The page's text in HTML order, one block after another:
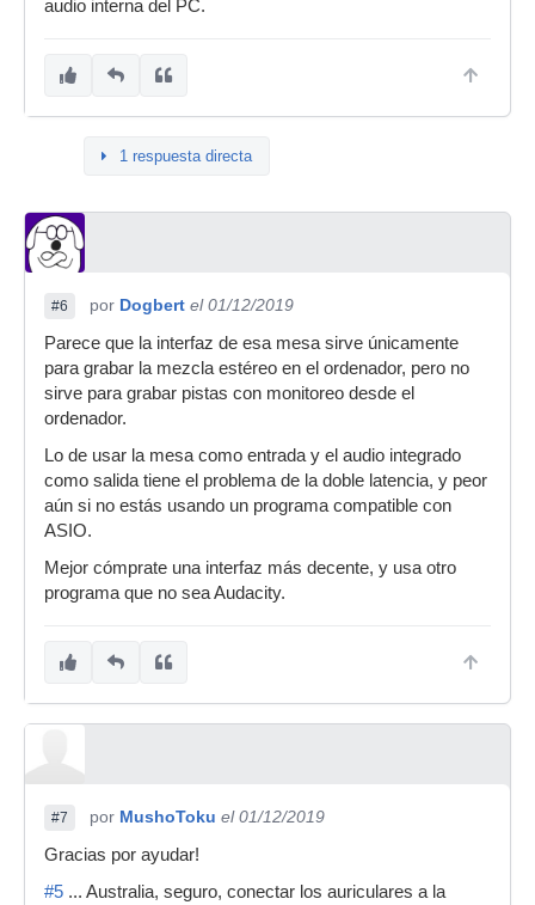
audio interna del PC.
1 respuesta directa
#6 por Dogbert el 01/12/2019
Parece que la interfaz de esa mesa sirve únicamente
para grabar la mezcla estéreo en el ordenador, pero no
sirve para grabar pistas con monitoreo desde el
ordenador.
Lo de usar la mesa como entrada y el audio integrado
como salida tiene el problema de la doble latencia, y peor
aún si no estás usando un programa compatible con
ASIO.
Mejor cómprate una interfaz más decente, y usa otro
programa que no sea Audacity.
#7 por MushoToku el 01/12/2019
Gracias por ayudar!
#5 ... Australia, seguro, conectar los auriculares a la